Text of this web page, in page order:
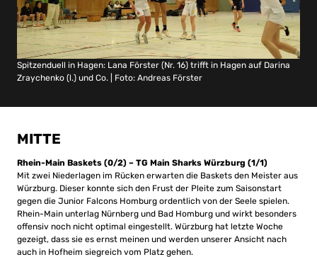
Spitzenduell in Hagen: Lana Förster (Nr. 16) trifft in Hagen auf Darina
Zraychenko (l.) und Co. | Foto: Andreas Förster
MITTE
Rhein-Main Baskets (0/2) – TG Main Sharks Würzburg (1/1)
Mit zwei Niederlagen im Rücken erwarten die Baskets den Meister aus
Würzburg. Dieser konnte sich den Frust der Pleite zum Saisonstart
gegen die Junior Falcons Homburg ordentlich von der Seele spielen.
Rhein-Main unterlag Nürnberg und Bad Homburg und wirkt besonders
offensiv noch nicht optimal eingestellt. Würzburg hat letzte Woche
gezeigt, dass sie es ernst meinen und werden unserer Ansicht nach
auch in Hofheim siegreich vom Platz gehen.